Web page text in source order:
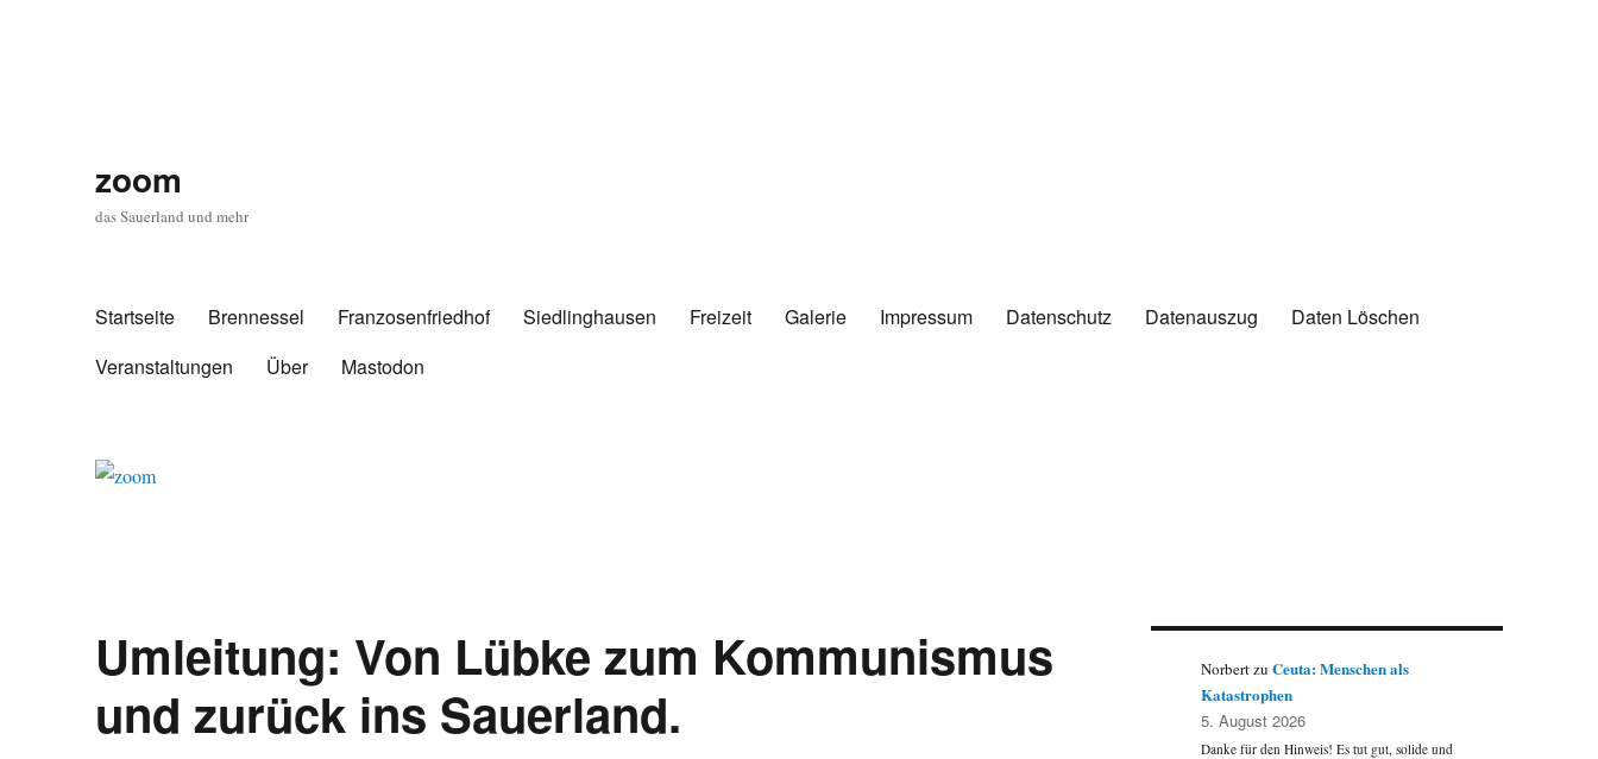
zoom
das Sauerland und mehr
Startseite Brennessel Franzosenfriedhof Siedlinghausen Freizeit Galerie Impressum Datenschutz Datenauszug
Daten Löschen
Veranstaltungen
Über Mastodon
Umleitung: Von Lübke zum Kommunismus
und zurück ins Sauerland.
NorbertzuCeuta: Menschen als
Katastrophen
5. August 2026
Danke für den Hinweis! Es tut gut, solide und